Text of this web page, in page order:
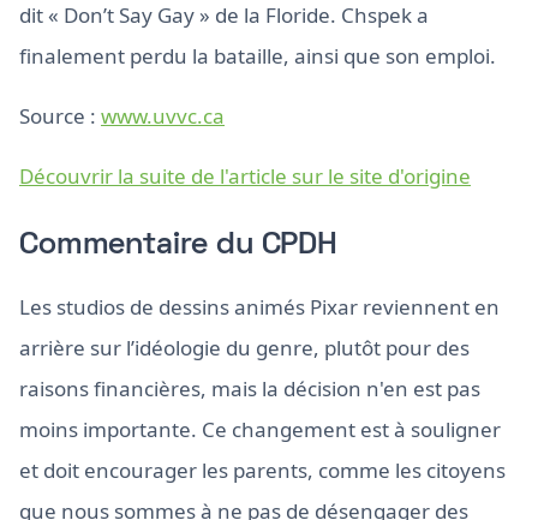
dit « Don’t Say Gay » de la Floride. Chspek a
finalement perdu la bataille, ainsi que son emploi.
Source : www.uvvc.ca
Découvrir la suite de l'article sur le site d'origine
Commentaire du CPDH
Les studios de dessins animés Pixar reviennent en
arrière sur l’idéologie du genre, plutôt pour des
raisons financières, mais la décision n'en est pas
moins importante. Ce changement est à souligner
et doit encourager les parents, comme les citoyens
que nous sommes à ne pas de désengager des